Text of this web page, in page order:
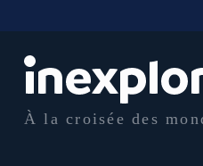
À la croisée des